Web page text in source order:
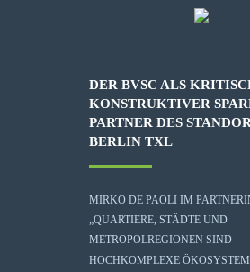
DER BVSC ALS
KONSTRUKTIVER
PARTNER DES
BERLIN TXL
MIRKO DE PAOLI IM
„QUARTIERE, STÄDTE UND
METROPOLREGIONEN SIND
HOCHKOMPLEXE